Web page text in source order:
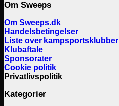
Om Sweeps
Om Sweeps.dk
Handelsbetingelser
Liste over kampsportsklubber
Klubaftale
Sponsorater
Cookie politik
Privatlivspolitik
Kategorier